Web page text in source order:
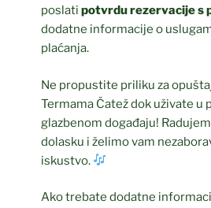
poslatipotvrdu rezervacije s
dodatne informacije o
plaćanja.
Ne propustite priliku za
Termama Čatež dok uživate u
glazbenom događaju!
dolasku i želimo vam
iskustvo.
Ako trebate dodatne